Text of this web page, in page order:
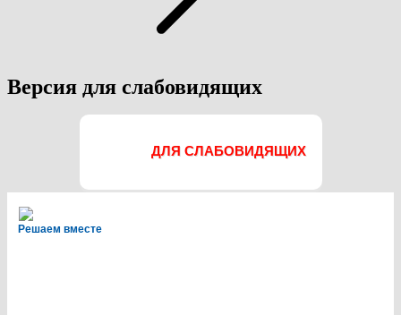
Версия для слабовидящих
ДЛЯ СЛАБОВИДЯЩИХ
Решаем вместе